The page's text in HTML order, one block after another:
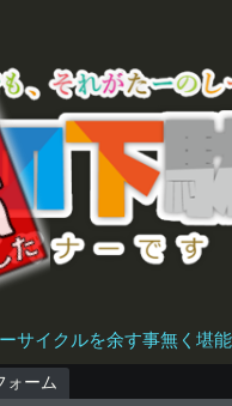
サイクルを余す事無く堪
ォーム